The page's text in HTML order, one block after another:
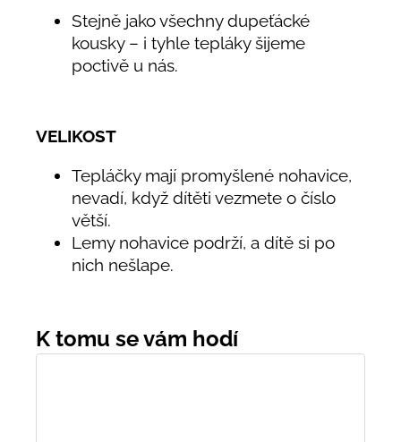
Stejně jako všechny dupeťácké
kousky – i tyhle tepláky šijeme
poctivě u nás.
VELIKOST
Tepláčky mají promyšlené nohavice,
nevadí, když dítěti vezmete o číslo
větší.
Lemy nohavice podrží, a dítě si po
nich nešlape.